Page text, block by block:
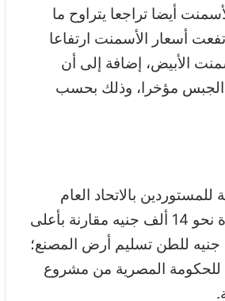
أيضا تراجعا يتراوح ما
فارتفعت أسعار الأسمنت ارتفاعا
الأسمنت الأبيض، إضافة إلى أن
الجبس مؤخرا، وذلك بحسب
بالاتحاد العام
للغرف التجارية، إن أسعار الحديد شهدت انخفاضات بقيمة كبيرة نحو 14 ألف جنيه مقارنة بأعلى
الحديد وهو 62 الف جنيه، ليباع الآن بنحو 48 الف جنيه للطن تسليم أرض المصنع؛
للحكومة المصرية من مشروع